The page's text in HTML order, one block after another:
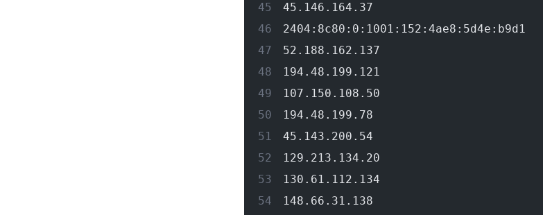
45.146.164.37
2404:8c80:0:1001:152:4ae8:5d4e:b9d1
52.188.162.137
194.48.199.121
107.150.108.50
194.48.199.78
45.143.200.54
129.213.134.20
130.61.112.134
148.66.31.138